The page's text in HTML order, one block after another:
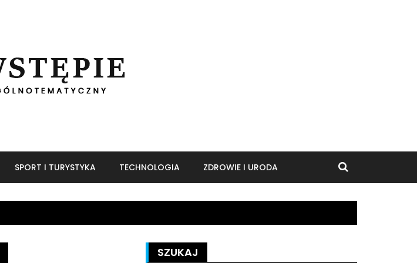
SPORT I TURYSTYKA TECHNOLOGIA ZDROWIE I URODA
SZUKAJ